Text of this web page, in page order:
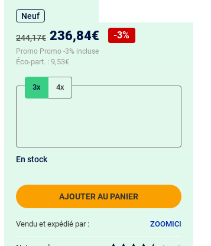
Neuf
Ancien prix :
244,17€ Nouveau prix :
236,84€
Réduction de :
-3%
Promo Promo -3% incluse
Éco-part. : 9,53€
3x 4x
AJOUTER AU PANIER
En stock
Vendu et expédié par : ZOOMICI